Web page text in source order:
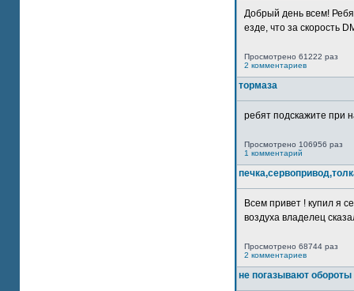
Добрый день всем!
езде, что за скорость
Просмотрено 61222 раз
2 комментариев
тормаза
ребят подскажите при
Просмотрено 106956 раз
1 комментарий
Всем привет ! купил я
воздуха владелец
Просмотрено 68744 раз
2 комментариев
не погазывают обороты